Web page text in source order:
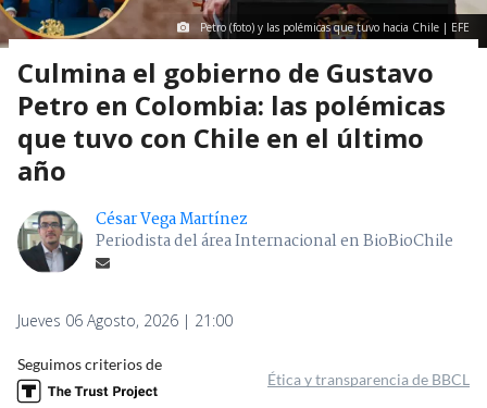
Petro (foto) y las polémicas que tuvo hacia Chile | EFE
Culmina el gobierno de Gustavo
Petro en Colombia: las polémicas
que tuvo con Chile en el último
año
César Vega Martínez
Periodista del área Internacional en BioBioChile
Jueves 06 Agosto, 2026 | 21:00
Seguimos criterios de
Ética y transparencia de BBCL